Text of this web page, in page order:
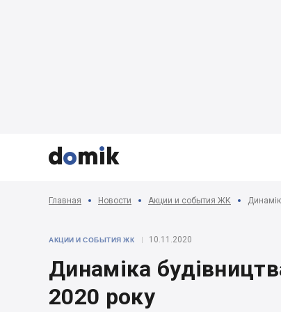



Главная Новости Акции и события ЖК
АКЦИИ И СОБЫТИЯ ЖК 10.11.2020
Динаміка
2020 року